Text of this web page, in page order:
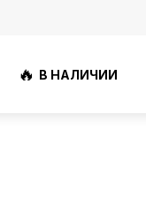
В НАЛИЧИИ